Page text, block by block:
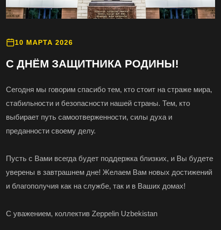
10 МАРТА 2026
С ДНЁМ ЗАЩИТНИКА РОДИНЫ!
Сегодня мы говорим спасибо тем, кто стоит на страже мира,
стабильности и безопасности нашей страны. Тем, кто
выбирает путь самоотверженности, силы духа и
преданности своему делу.
Пусть с Вами всегда будет поддержка близких, и Вы будете
уверены в завтрашнем дне! Желаем Вам новых достижений
и благополучия как на службе, так и в Ваших домах!
С уважением, коллектив Zeppelin Uzbekistan